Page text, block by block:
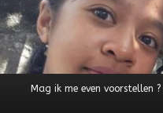
Hoofdmenu
Mag ik me even voorstellen ?